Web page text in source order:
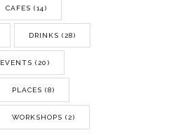
CAFES (14)
DRINKS (28)
EVENTS (20)
PLACES (8)
WORKSHOPS (2)